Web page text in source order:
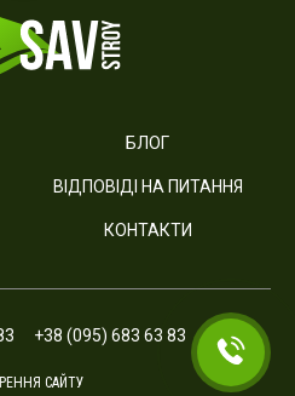
БЛОГ
ВІДПОВІДІ НА ПИТАННЯ
КОНТАКТИ
+38 (095) 683 63 83
САЙТУ